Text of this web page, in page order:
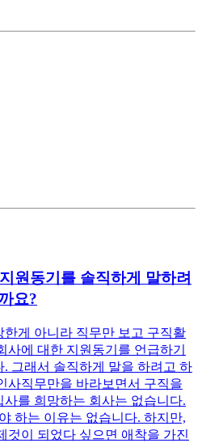
원동기를 솔직하게 말하려
요?
게 아니라 직무만 보고 구직활
사에 대한 지원동기를 언급하기
. 그래서 솔직하게 말을 하려고 하
사직무만을 바라보면서 구직을
를 희망하는 회사는 없습니다.
하는 이유는 없습니다. 하지만,
것이 되었다 싶으면 애착을 가진